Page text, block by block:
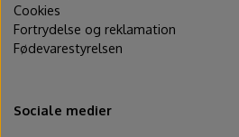
Cookies
Fortrydelse og reklamation
Fødevarestyrelsen
Sociale medier